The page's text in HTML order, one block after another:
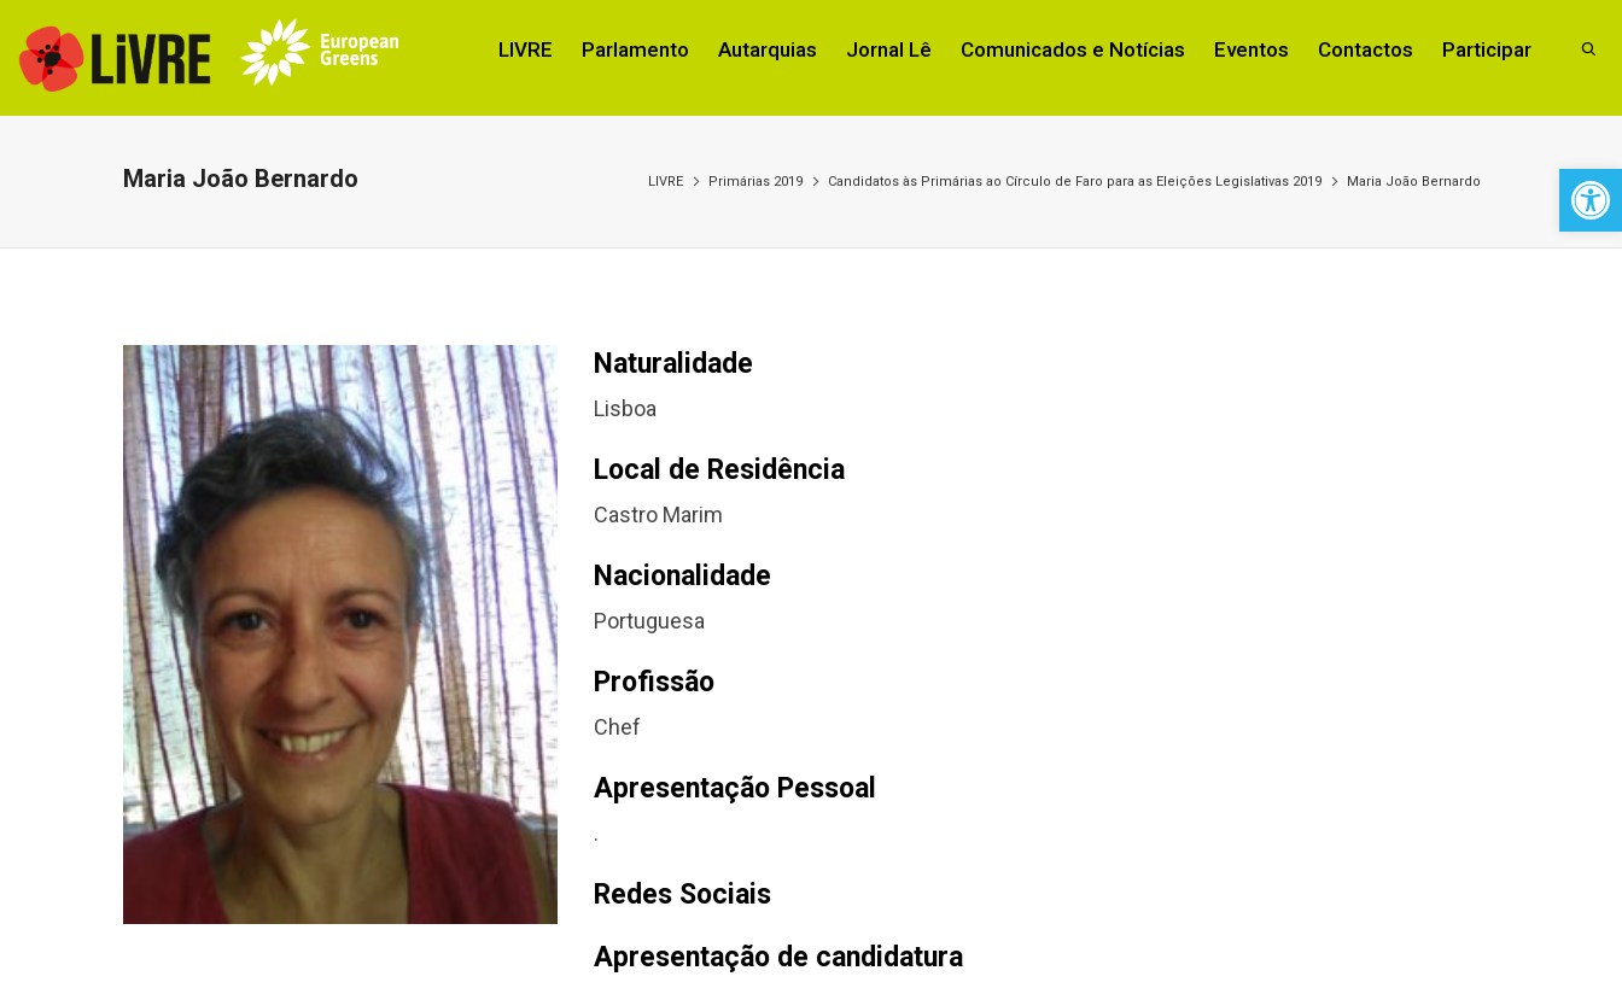
LIVRE Parlamento Autarquias Jornal Lê Comunicados e Notícias Eventos Contactos Participar
Maria João Bernardo LIVRE Primárias 2019 Candidatos às Primárias ao Círculo de Faro para as Eleições Legislativas 2019 Maria João Bernardo
Naturalidade
Lisboa
Local de Residência
Castro Marim
Nacionalidade
Portuguesa
Profissão
Chef
Apresentação Pessoal
.
Redes Sociais
Apresentação de candidatura